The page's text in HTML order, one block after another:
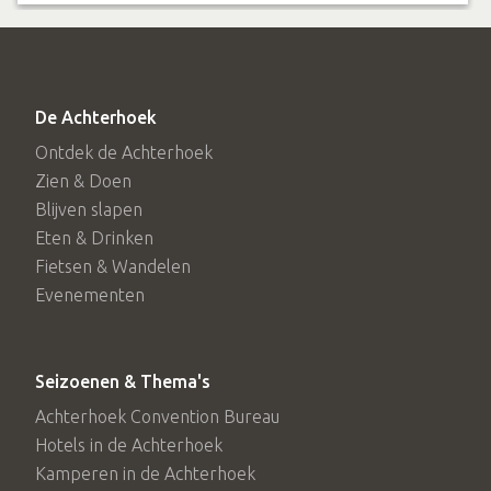
Roekoetocht
MTB routes
MTB Route Ruurlo
MTB Route Linde
Klootschietroutes
Klootschietroute de Heikamp
Klootschietroute de Heikmap kort
De Achterhoek
Ontdek de Achterhoek
Zien & Doen
Blijven slapen
Eten & Drinken
Fietsen & Wandelen
Evenementen
Seizoenen & Thema's
Achterhoek Convention Bureau
Hotels in de Achterhoek
Kamperen in de Achterhoek